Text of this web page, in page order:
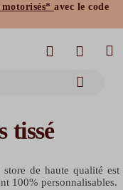
avec le code
bannes standards
moustiquaires
tissé
de haute qualité est
100% personnalisables.